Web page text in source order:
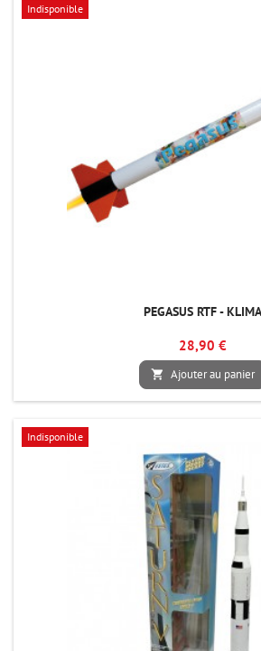
Indisponible
PEGASUS RTF - KLIMA
28,90 €
 Ajouter au panier
Indisponible